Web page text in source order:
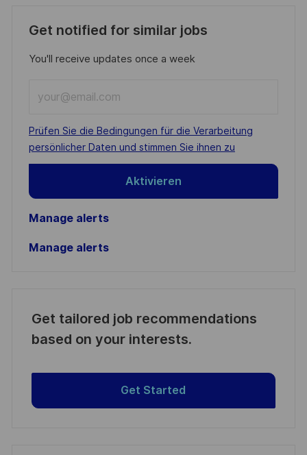
Get notified for similar jobs
You'll receive updates once a week
Email
address
(Required)
Required
Prüfen Sie die Bedingungen für die Verarbeitung
persönlicher Daten und stimmen Sie ihnen zu
Aktivieren
Manage alerts
Manage alerts
Get tailored job recommendations
based on your interests.
Get Started